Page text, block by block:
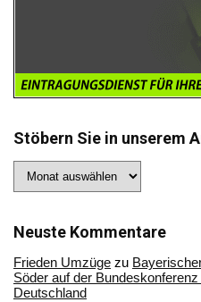
Stöbern Sie in unserem
Sie
Archiv
Neuste Kommentare
Frieden Umzüge zu
Söder auf der
Deutschland